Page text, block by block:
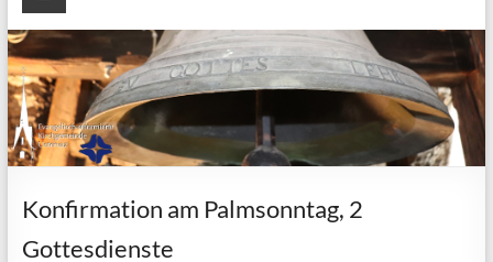
Konfirmation am Palmsonntag, 2
Gottesdienste